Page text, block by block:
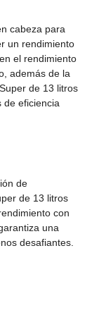
cabeza para
un rendimiento
el rendimiento
además de la
de 13 litros
de eficiencia
de
de 13 litros
con
una
desafiantes.